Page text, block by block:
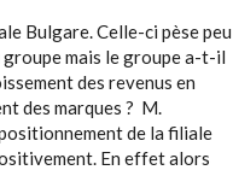
Bulgare. Celle-ci pèse peu
mais le groupe a-t-il
des revenus en
des marques ? M.
de la filiale
En effet alors